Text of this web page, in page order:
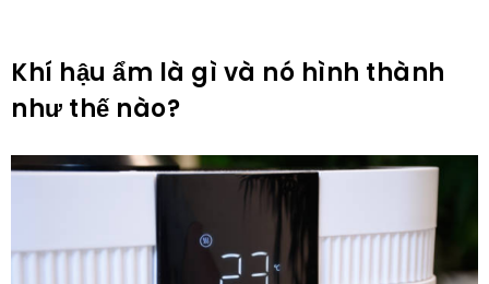
Khí hậu ẩm là gì và nó hình thành
như thế nào?